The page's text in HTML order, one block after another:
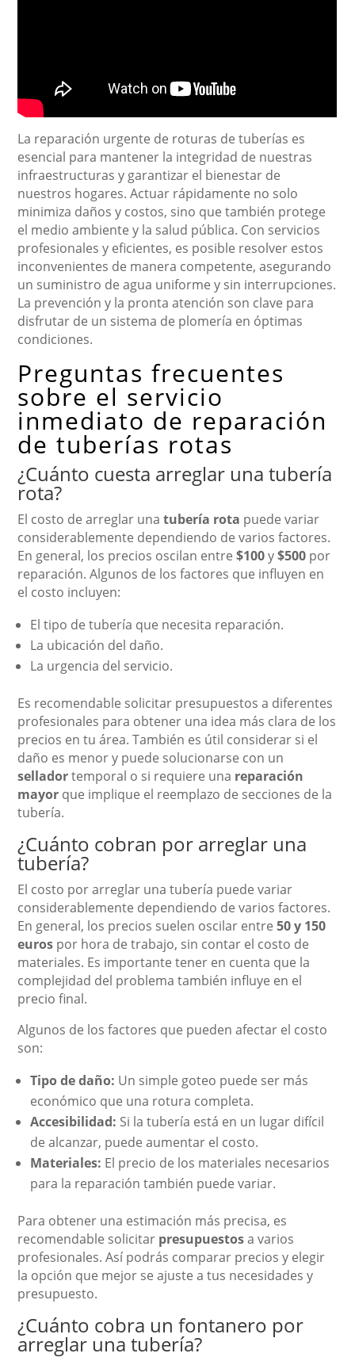
La reparación urgente de roturas de tuberías es
esencial para mantener la integridad de nuestras
infraestructuras y garantizar el bienestar de
nuestros hogares. Actuar rápidamente no solo
minimiza daños y costos, sino que también protege
el medio ambiente y la salud pública. Con servicios
profesionales y eficientes, es posible resolver estos
inconvenientes de manera competente, asegurando
un suministro de agua uniforme y sin interrupciones.
La prevención y la pronta atención son clave para
disfrutar de un sistema de plomería en óptimas
condiciones.
Preguntas frecuentes
sobre el servicio
inmediato de reparación
de tuberías rotas
¿Cuánto cuesta arreglar una tubería
rota?
El costo de arreglar unatubería rota puede variar
considerablemente dependiendo de varios factores.
En general, los precios oscilan entre$100y$500 por
reparación. Algunos de los factores que influyen en
el costo incluyen:
El tipo de tubería que necesita reparación.
La ubicación del daño.
La urgencia del servicio.
Es recomendable solicitar presupuestos a diferentes
profesionales para obtener una idea más clara de los
precios en tu área. También es útil considerar si el
daño es menor y puede solucionarse con un
selladortemporal o si requiere una reparación
mayor que implique el reemplazo de secciones de la
tubería.
¿Cuánto cobran por arreglar una
tubería?
El costo por arreglar una tubería puede variar
considerablemente dependiendo de varios factores.
En general, los precios suelen oscilar entre50 y 150
euros por hora de trabajo, sin contar el costo de
materiales. Es importante tener en cuenta que la
complejidad del problema también influye en el
precio final.
Algunos de los factores que pueden afectar el costo
son:
Tipo de daño: Un simple goteo puede ser más
económico que una rotura completa.
Accesibilidad: Si la tubería está en un lugar difícil
de alcanzar, puede aumentar el costo.
Materiales: El precio de los materiales necesarios
para la reparación también puede variar.
Para obtener una estimación más precisa, es
recomendable solicitar presupuestosa varios
profesionales. Así podrás comparar precios y elegir
la opción que mejor se ajuste a tus necesidades y
presupuesto.
¿Cuánto cobra un fontanero por
arreglar una tubería?